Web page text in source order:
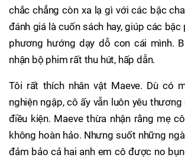
chắc chẳng còn xa lạ gì với các bậc
đánh giá là cuốn sách hay, giúp các bậc
phương hướng dạy dỗ con cái mình.
nhận bộ phim rất thu hút, hấp dẫn.
Tôi rất thích nhân vật Maeve. Dù có
nghiện ngập, cô ấy vẫn luôn yêu
điều kiện. Maeve thừa nhận rằng mẹ
không hoàn hảo. Nhưng suốt những
đảm bảo cả hai anh em cô được no